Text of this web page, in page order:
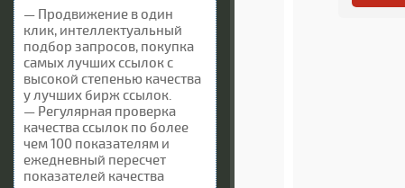
— Продвижение в один
клик, интеллектуальный
подбор запросов, покупка
самых лучших ссылок с
высокой степенью качества
у лучших бирж ссылок.
— Регулярная проверка
качества ссылок по более
чем 100 показателям и
ежедневный пересчет
показателей качества